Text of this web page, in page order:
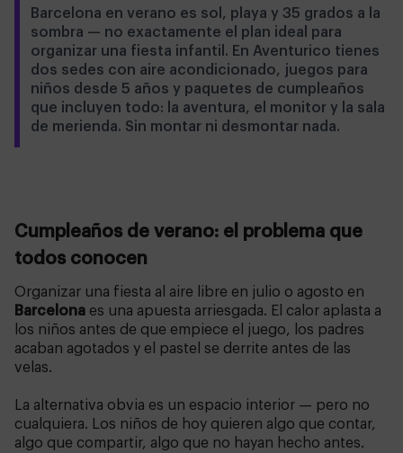
Barcelona en verano es sol, playa y 35 grados a la
sombra — no exactamente el plan ideal para
organizar una fiesta infantil. En Aventurico tienes
dos sedes con aire acondicionado, juegos para
niños desde 5 años y paquetes de cumpleaños
que incluyen todo: la aventura, el monitor y la sala
de merienda. Sin montar ni desmontar nada.
Cumpleaños de verano: el problema que
todos conocen
Organizar una fiesta al aire libre en julio o agosto en
Barcelona es una apuesta arriesgada. El calor aplasta a
los niños antes de que empiece el juego, los padres
acaban agotados y el pastel se derrite antes de las
velas.
La alternativa obvia es un espacio interior — pero no
cualquiera. Los niños de hoy quieren algo que contar,
algo que compartir, algo que no hayan hecho antes.